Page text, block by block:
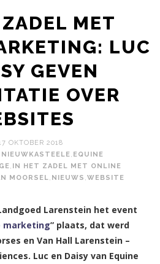
MET
LUC
GEVEN
OVER
OKTOBER 2018
NIEUWKASTEELE EQUINE
IN HET ZADEL MET ONLINE
MOORSEL NIEUWS WEBSITE
Larenstein het event
marketing” plaats, dat werd
en Van Hall Larenstein –
Luc en Daisy van Equine